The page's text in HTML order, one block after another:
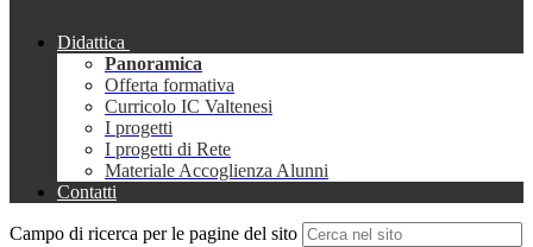
Didattica
Panoramica
Offerta formativa
Curricolo IC Valtenesi
I progetti
I progetti di Rete
Materiale Accoglienza Alunni
Contatti
Campo di ricerca per le pagine del sito